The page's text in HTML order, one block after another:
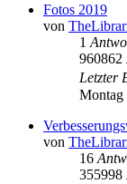
Fotos 2019
von
1
960862
Letzter
Montag
von
16
355998